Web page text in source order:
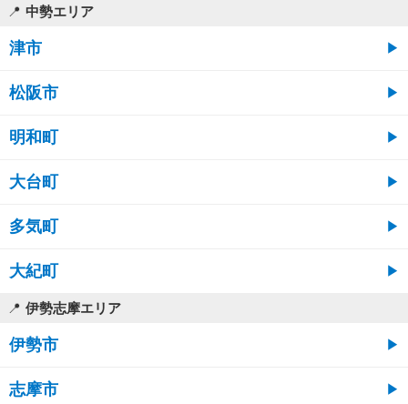
中勢エリア
津市
松阪市
明和町
大台町
多気町
大紀町
伊勢志摩エリア
伊勢市
志摩市